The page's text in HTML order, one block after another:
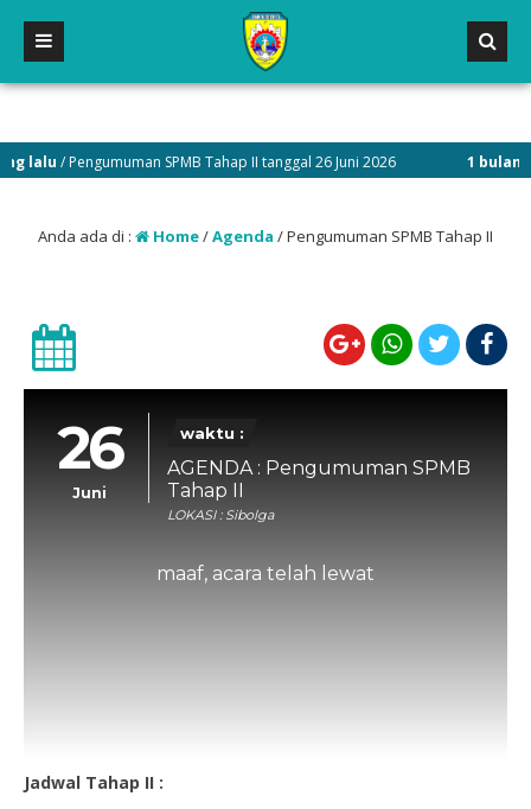
lalu/ Pengumuman SPMB Tahap II tanggal 26 Juni 2026 1 bulan
Anda ada di : Home/Agenda /Pengumuman SPMB Tahap II
26
Juni
waktu :
AGENDA : Pengumuman SPMB
Tahap II
LOKASI : Sibolga
maaf, acara telah lewat
Jadwal Tahap II :